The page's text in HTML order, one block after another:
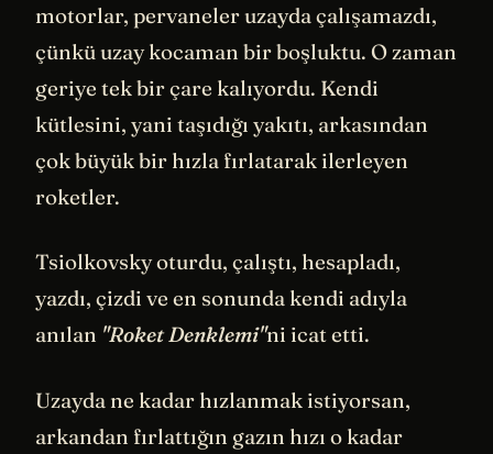
motorlar, pervaneler uzayda çalışamazdı,
çünkü uzay kocaman bir boşluktu. O zaman
geriye tek bir çare kalıyordu. Kendi
kütlesini, yani taşıdığı yakıtı, arkasından
çok büyük bir hızla fırlatarak ilerleyen
roketler.
Tsiolkovsky oturdu, çalıştı, hesapladı,
yazdı, çizdi ve en sonunda kendi adıyla
anılan "Roket Denklemi"ni icat etti.
Uzayda ne kadar hızlanmak istiyorsan,
arkandan fırlattığın gazın hızı o kadar